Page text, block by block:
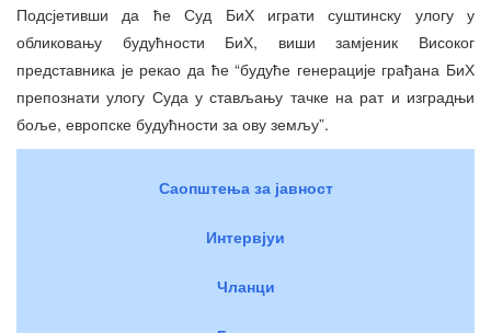
Подсјетивши да ће Суд БиХ играти суштинску улогу у
обликовању будућности БиХ, виши замјеник Високог
представника је рекао да ће “будуће генерације грађана БиХ
препознати улогу Суда у стављању тачке на рат и изградњи
боље, европске будућности за ову земљу”.
Саопштења за јавност
Интервјуи
Чланци